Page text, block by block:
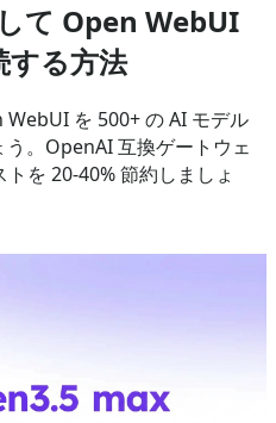
て Open WebUI
する方法
を 500+ の AI モデル
。OpenAI 互換ゲートウェ
を 20-40% 節約しましょ